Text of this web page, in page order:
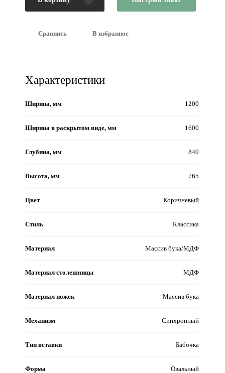
Сравнить В избранное
Характеристики
Ширина, мм 1200
Ширина в раскрытом виде, мм 1600
Глубина, мм 840
Высота, мм 765
Цвет Коричневый
Стиль Классика
Материал Массив бука/МДФ
Материал столешницы МДФ
Материал ножек Массив бука
Механизм Синхронный
Тип вставки Бабочка
Форма Овальный